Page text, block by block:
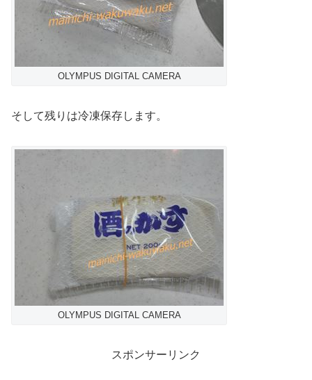
OLYMPUS DIGITAL CAMERA
そして残りは冷凍保存します。
OLYMPUS DIGITAL CAMERA
スポンサーリンク